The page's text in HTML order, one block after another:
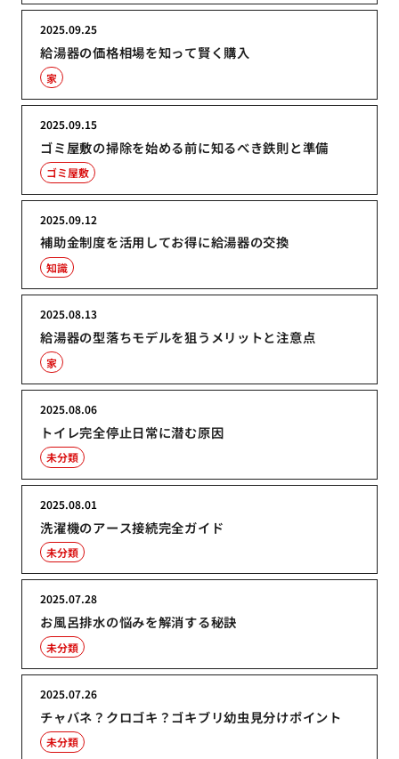
給湯器の価格相場を知って賢く購入
2025.09.25
家
ゴミ屋敷の掃除を始める前に知るべき鉄則と準備
2025.09.15
ゴミ屋敷
補助金制度を活用してお得に給湯器の交換
2025.09.12
知識
給湯器の型落ちモデルを狙うメリットと注意点
2025.08.13
家
トイレ完全停止日常に潜む原因
2025.08.06
未分類
洗濯機のアース接続完全ガイド
2025.08.01
未分類
お風呂排水の悩みを解消する秘訣
2025.07.28
未分類
チャバネ？クロゴキ？ゴキブリ幼虫見分けポイント
2025.07.26
未分類